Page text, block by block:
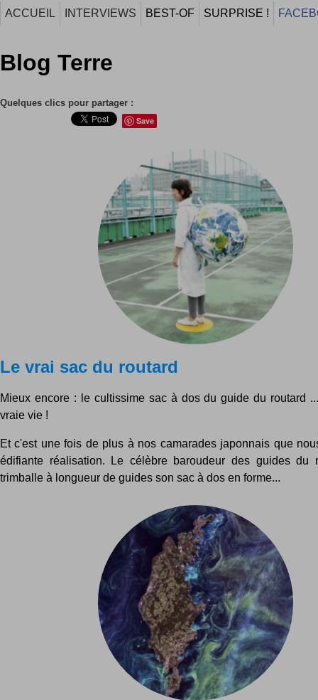
ACCUEIL INTERVIEWS BEST-OF SURPRISE !
Blog Terre
Quelques clics pour partager :
Save
Le vrai sac du routard
Mieux encore : le cultissime sac à dos du guide du routard
vraie vie !
Et c'est une fois de plus à nos camarades japonnais que
édifiante réalisation. Le célèbre baroudeur des guides du
trimballe à longueur de guides son sac à dos en forme...